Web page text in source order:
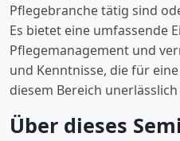
Pflegebranche tätig sind
Es bietet eine umfassende
Pflegemanagement und
und Kenntnisse, die für
diesem Bereich
Über dieses